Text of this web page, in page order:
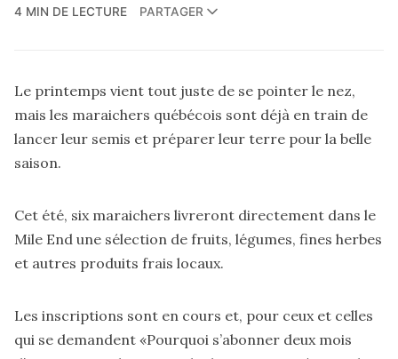
4 MIN DE LECTURE
PARTAGER
Le printemps vient tout juste de se pointer le nez,
mais les maraichers québécois sont déjà en train de
lancer leur semis et préparer leur terre pour la belle
saison.
Cet été, six maraichers livreront directement dans le
Mile End une sélection de fruits, légumes, fines herbes
et autres produits frais locaux.
Les inscriptions sont en cours et, pour ceux et celles
qui se demandent «Pourquoi s’abonner deux mois